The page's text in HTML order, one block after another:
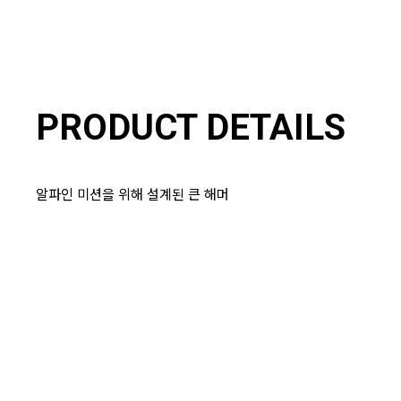
PRODUCT DETAILS
알파인 미션을 위해 설계된 큰 해머